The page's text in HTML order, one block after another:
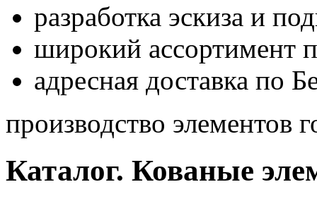
разработка эскиза и
широкий ассортимент
адресная доставка по
производство элементов
Каталог. Кованые